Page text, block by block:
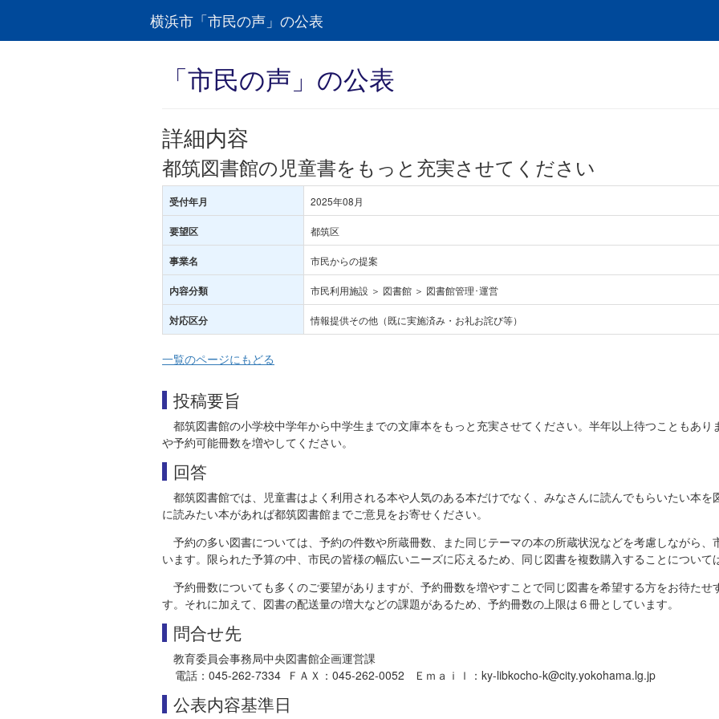
横浜市「市民の声」の公表
「市民の声」の公表
詳細内容
都筑図書館の児童書をもっと充実させてください
受付年月 2025年08月
要望区 都筑区
事業名 市民からの提案
内容分類 市民利用施設 ＞ 図書館 ＞ 図書館管理･運営
対応区分 情報提供その他（既に実施済み・お礼お詫び等）
一覧のページにもどる
投稿要旨
都筑図書館の小学校中学年から中学生までの文庫本をもっと充実させてください。半年以上待つこともあ
や予約可能冊数を増やしてください。
回答
都筑図書館では、児童書はよく利用される本や人気のある本だけでなく、みなさんに読んでもらいたい本
に読みたい本があれば都筑図書館までご意見をお寄せください。
予約の多い図書については、予約の件数や所蔵冊数、また同じテーマの本の所蔵状況などを考慮しながら
います。限られた予算の中、市民の皆様の幅広いニーズに応えるため、同じ図書を複数購入することについて
予約冊数についても多くのご要望がありますが、予約冊数を増やすことで同じ図書を希望する方をお待たせ
す。それに加えて、図書の配送量の増大などの課題があるため、予約冊数の上限は６冊としています。
問合せ先
教育委員会事務局中央図書館企画運営課
電話：045-262-7334 ＦＡＸ：045-262-0052 Ｅｍａｉｌ：ky-libkocho-k@city.yokohama.lg.jp
公表内容基準日